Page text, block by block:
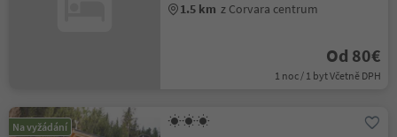
1.5 km z Corvara centrum
Od 80€
1 noc / 1 byt Včetně DPH
Na vyžádání